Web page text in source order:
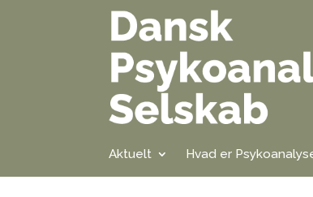
Aktuelt Hvad er